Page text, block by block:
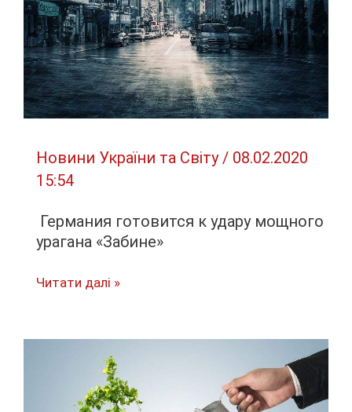
в
Киев
Новини України та Світу/ 08.02.2020
15:54
Германия готовится к удару мощного
урагана «Забине»
Германия
Читати далі »